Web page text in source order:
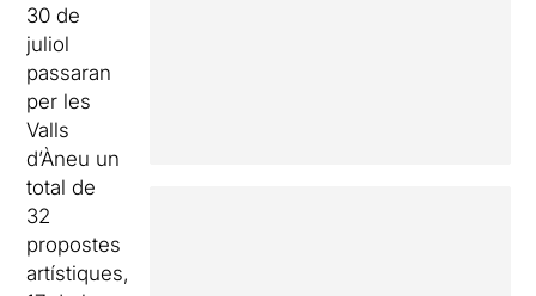
30 de
juliol
passaran
per les
Valls
d’Àneu un
total de
32
propostes
artístiques,